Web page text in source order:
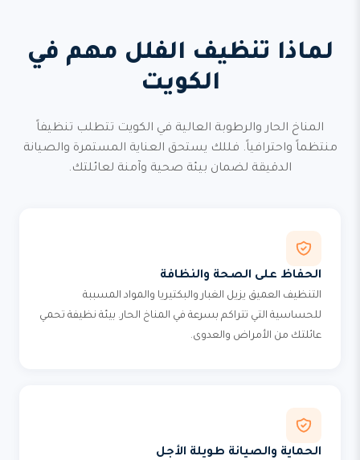
لماذا تنظيف الفلل مهم في
الكويت
المناخ الحار والرطوبة العالية في الكويت تتطلب تنظيفاً
منتظماً واحترافياً. فللك يستحق العناية المستمرة والصيانة
الدقيقة لضمان بيئة صحية وآمنة لعائلتك.
الحفاظ على الصحة والنظافة
التنظيف العميق يزيل الغبار والبكتيريا والمواد المسببة
للحساسية التي تتراكم بسرعة في المناخ الحار. بيئة نظيفة تحمي
عائلتك من الأمراض والعدوى.
الحماية والصيانة طويلة الأجل